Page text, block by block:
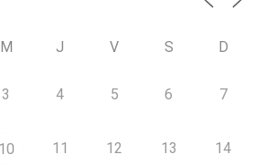
M J V S D
3 4 5 6 7
10 11 12 13 14